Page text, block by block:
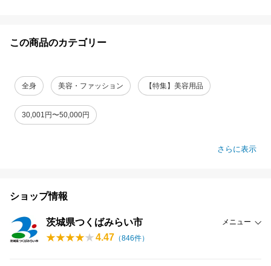
この商品のカテゴリー
全身 美容・ファッション 【特集】美容用品
30,001円〜50,000円
さらに表示
ショップ情報
茨城県つくばみらい市 メニュー
4.47 （846件）